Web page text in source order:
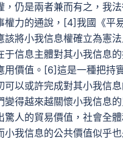
，仍是兩者兼而有之，我
權力的通說，[4]我國《平
該將小我信息權確立為憲
于信息主體對其小我信息
用價值。[6]這是一種把持
可以或許完成對其小我信
變得越來越關懷小我信息
驚人的貿易價值，社會全
小我信息的公共價值似乎